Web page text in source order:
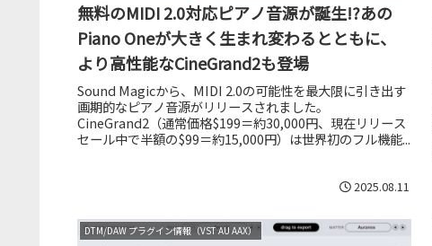
無料のMIDI 2.0対応ピアノ音源が誕生!?あの
Piano Oneが大きく生まれ変わるとともに、
より高性能なCineGrand2も登場
Sound Magicから、MIDI 2.0の可能性を最大限に引き出す
画期的なピアノ音源がリリースされました。
CineGrand2（通常価格$199＝約30,000円、現在リリース
セール中で半額の$99＝約15,000円）は世界初のフル機能...
2025.08.11
DTM/DAW プラグイン情報（VST AU AAX）